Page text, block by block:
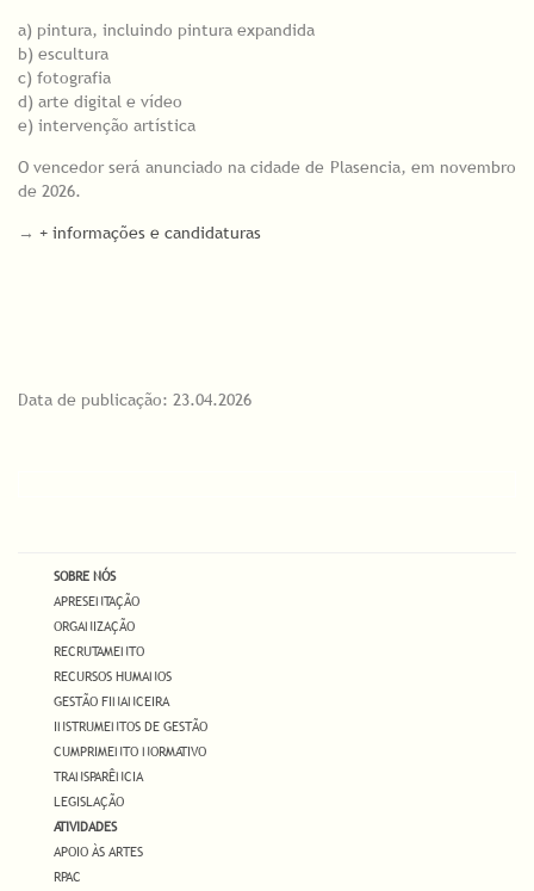
a) pintura, incluindo pintura expandida
b) escultura
c) fotografia
d) arte digital e vídeo
e) intervenção artística
O vencedor será anunciado na cidade de Plasencia, em novembro
de 2026.
→ + informações e candidaturas
Data de publicação: 23.04.2026
SOBRE NÓS
APRESENTAÇÃO
ORGANIZAÇÃO
RECRUTAMENTO
RECURSOS HUMANOS
GESTÃO FINANCEIRA
INSTRUMENTOS DE GESTÃO
CUMPRIMENTO NORMATIVO
TRANSPARÊNCIA
LEGISLAÇÃO
ATIVIDADES
APOIO ÀS ARTES
RPAC